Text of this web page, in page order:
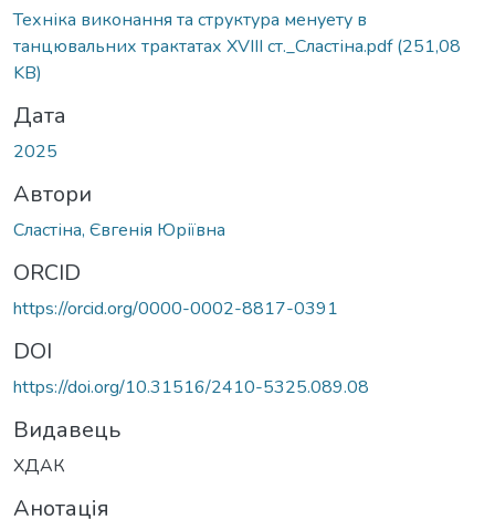
Техніка виконання та структура менуету в
танцювальних трактатах XVIII ст._Сластіна.pdf(251,08
KB)
Дата
2025
Автори
Сластіна, Євгенія Юріївна
ORCID
https://orcid.org/0000-0002-8817-0391
DOI
https://doi.org/10.31516/2410-5325.089.08
Видавець
ХДАК
Анотація